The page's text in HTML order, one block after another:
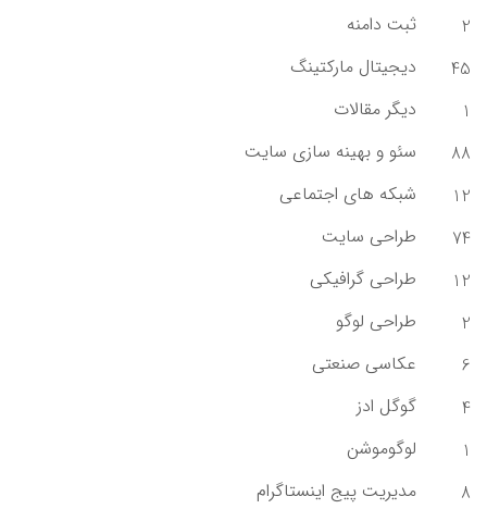
2
ثبت دامنه
45
دیجیتال مارکتینگ
1
دیگر مقالات
88
سئو و بهینه سازی سایت
12
شبکه های اجتماعی
74
طراحی سایت
12
طراحی گرافیکی
2
طراحی لوگو
6
عکاسی صنعتی
4
گوگل ادز
1
لوگوموشن
8
مدیریت پیج اینستاگرام